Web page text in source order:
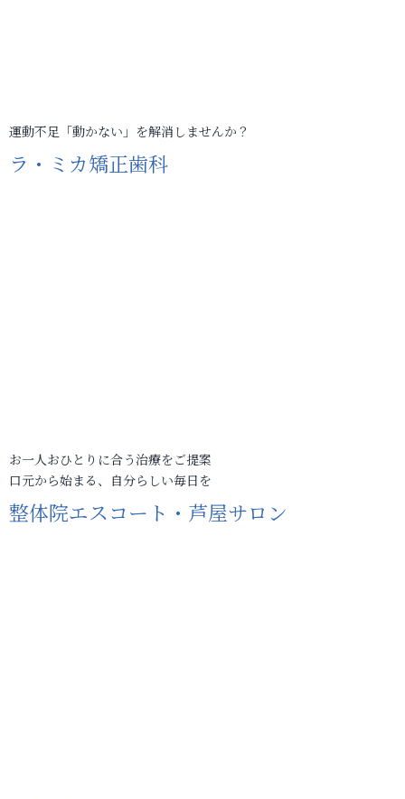
運動不足「動かない」を解消しませんか？
ラ・ミカ矯正歯科
お一人おひとりに合う治療をご提案
口元から始まる、自分らしい毎日を
整体院エスコート・芦屋サロン